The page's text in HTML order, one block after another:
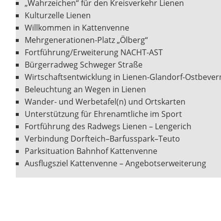
„Wahrzeichen“ für den Kreisverkehr Lienen
Kulturzelle Lienen
Willkommen in Kattenvenne
Mehrgenerationen-Platz „Ölberg“
Fortführung/Erweiterung NACHT-AST
Bürgerradweg Schweger Straße
Wirtschaftsentwicklung in Lienen-Glandorf-
Beleuchtung an Wegen in Lienen
Wander- und Werbetafel(n) und Ortskarten
Unterstützung für Ehrenamtliche im Sport
Fortführung des Radwegs Lienen – Lengerich
Verbindung Dorfteich–Barfusspark–Teuto
Parksituation Bahnhof Kattenvenne
Ausflugsziel Kattenvenne – Angebotserweiterung